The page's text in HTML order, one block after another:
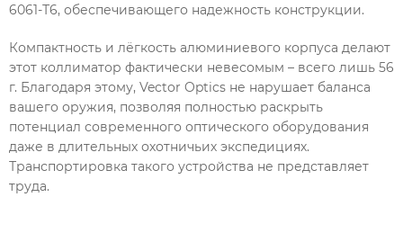
6061-Т6, обеспечивающего надежность конструкции.
Компактность и лёгкость алюминиевого корпуса делают
этот коллиматор фактически невесомым – всего лишь 56
г. Благодаря этому, Vector Optics не нарушает баланса
вашего оружия, позволяя полностью раскрыть
потенциал современного оптического оборудования
даже в длительных охотничьих экспедициях.
Транспортировка такого устройства не представляет
труда.